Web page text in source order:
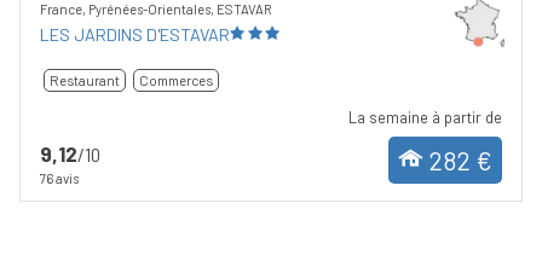
France, Pyrénées-Orientales, ESTAVAR
LES JARDINS D'ESTAVAR
Restaurant Commerces
9,12/10
76 avis
La semaine à partir de
282 €